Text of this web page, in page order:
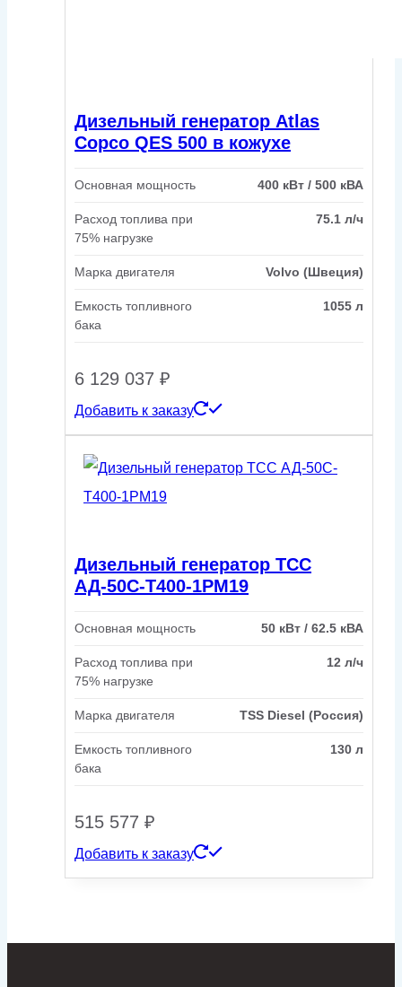
Дизельный генератор Atlas
Copco QES 500 в кожухе
Основная мощность 400 кВт / 500 кВА
Расход топлива при
75% нагрузке
75.1 л/ч
Марка двигателя Volvo (Швеция)
Емкость топливного
бака
1055 л
6 129 037 ₽
Добавить к заказу
Дизельный генератор ТСС
АД-50С-Т400-1РМ19
Основная мощность 50 кВт / 62.5 кВА
Расход топлива при
75% нагрузке
12 л/ч
Марка двигателя TSS Diesel (Россия)
Емкость топливного
бака
130 л
515 577 ₽
Добавить к заказу